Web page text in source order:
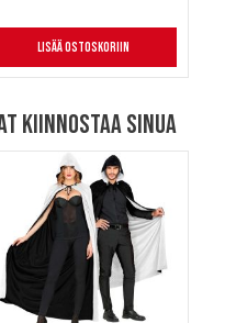
Lisää ostoskoriin
kiinnostaa sinua